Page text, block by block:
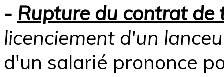
- Rupture du contrat de
licenciement d'un
d'un salarié prononce